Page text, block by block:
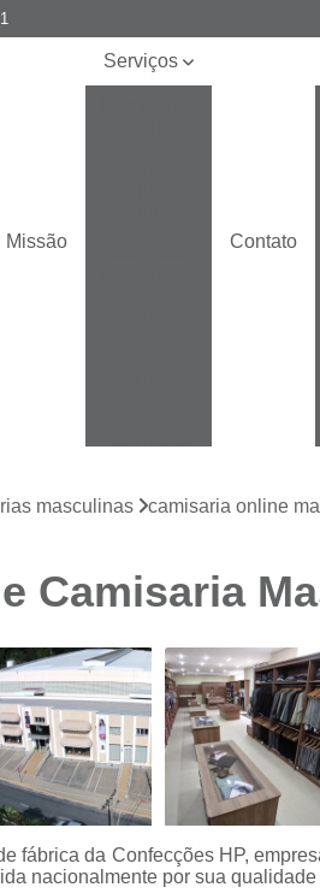
Missão
Serviços
Camisas
branca
preço
Camisas
sociais
listradas
Camisas
sociais
curta
Contato
masculinas camisaria online
Camisaria
fábrica da Confecções HP,
nacionalmente por sua